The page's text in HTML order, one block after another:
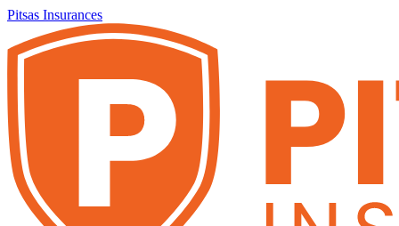
Pitsas Insurances